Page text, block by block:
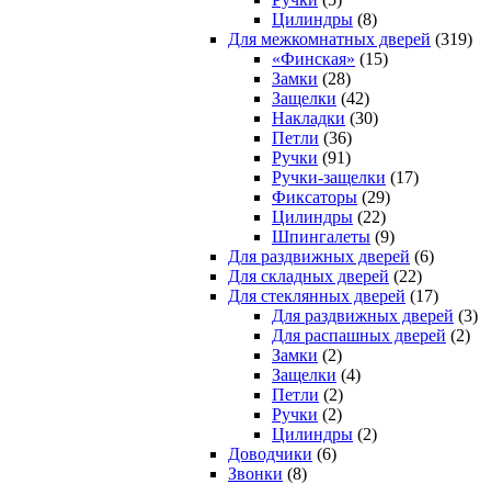
Цилиндры (8)
Для межкомнатных дверей (319)
«Финская» (15)
Замки (28)
Защелки (42)
Накладки (30)
Петли (36)
Ручки (91)
Ручки-защелки (17)
Фиксаторы (29)
Цилиндры (22)
Шпингалеты (9)
Для раздвижных дверей (6)
Для складных дверей (22)
Для стеклянных дверей (17)
Для раздвижных дверей (3)
Для распашных дверей (2)
Замки (2)
Защелки (4)
Петли (2)
Ручки (2)
Цилиндры (2)
Доводчики (6)
Звонки (8)